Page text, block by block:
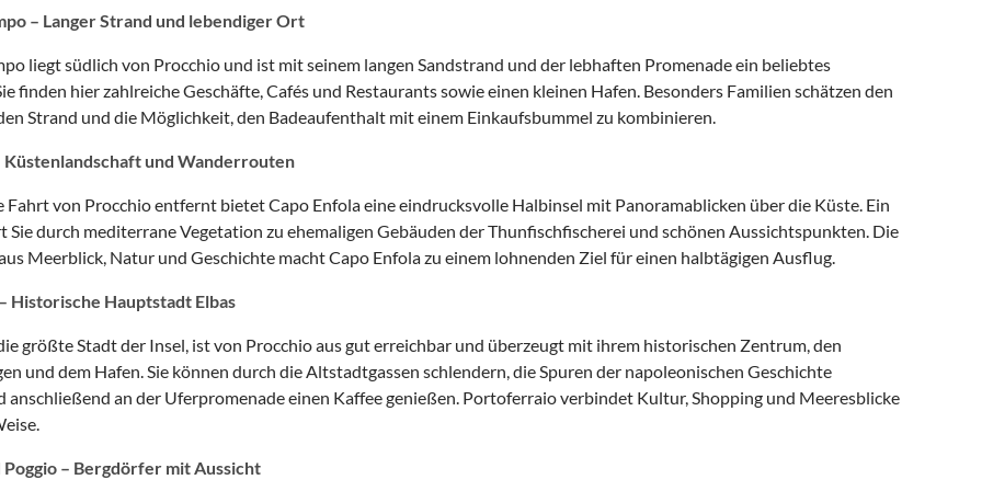
– Langer Strand und lebendiger Ort
liegt südlich von Procchio und ist mit seinem langen Sandstrand und der lebhaften Promenade ein beliebtes
finden hier zahlreiche Geschäfte, Cafés und Restaurants sowie einen kleinen Hafen. Besonders Familien schätzen den
Strand und die Möglichkeit, den Badeaufenthalt mit einem Einkaufsbummel zu kombinieren.
Küstenlandschaft und Wanderrouten
Fahrt von Procchio entfernt bietet Capo Enfola eine eindrucksvolle Halbinsel mit Panoramablicken über die Küste. Ein
Sie durch mediterrane Vegetation zu ehemaligen Gebäuden der Thunfischfischerei und schönen Aussichtspunkten. Die
Meerblick, Natur und Geschichte macht Capo Enfola zu einem lohnenden Ziel für einen halbtägigen Ausflug.
Historische Hauptstadt Elbas
größte Stadt der Insel, ist von Procchio aus gut erreichbar und überzeugt mit ihrem historischen Zentrum, den
und dem Hafen. Sie können durch die Altstadtgassen schlendern, die Spuren der napoleonischen Geschichte
anschließend an der Uferpromenade einen Kaffee genießen. Portoferraio verbindet Kultur, Shopping und Meeresblicke
– Bergdörfer mit Aussicht